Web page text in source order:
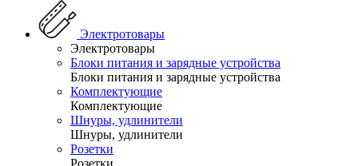
Электротовары
Электротовары
Блоки питания и зарядные устройства
Блоки питания и зарядные устройства
Комплектующие
Комплектующие
Шнуры, удлинители
Шнуры, удлинители
Розетки
Розетки